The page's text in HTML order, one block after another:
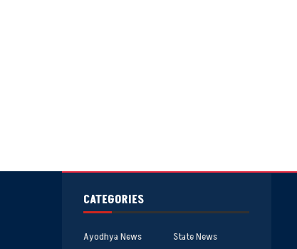
CATEGORIES
Ayodhya News
State News